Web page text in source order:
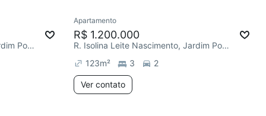
R. Isolina Leite Nascimento, Jardim Portal da Colina
Redecorar
Apartamento
R$ 1.200.000
R. Isolina Leite Nascimento, Jardim Portal da Colina
123m² 3 2
Ver contato